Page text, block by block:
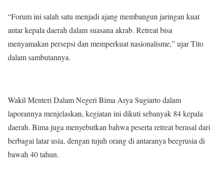
“Forum ini salah satu menjadi ajang membangun jaringan kuat
antar kepala daerah dalam suasana akrab. Retreat bisa
menyamakan persepsi dan memperkuat nasionalisme,” ujar Tito
dalam sambutannya.
Wakil Menteri Dalam Negeri Bima Arya Sugiarto dalam
laporannya menjelaskan, kegiatan ini dikuti sebanyak 84 kepala
daerah. Bima juga menyebutkan bahwa peserta retreat berasal dari
berbagai latar usia, dengan tujuh orang di antaranya beegrusia di
bawah 40 tahun.